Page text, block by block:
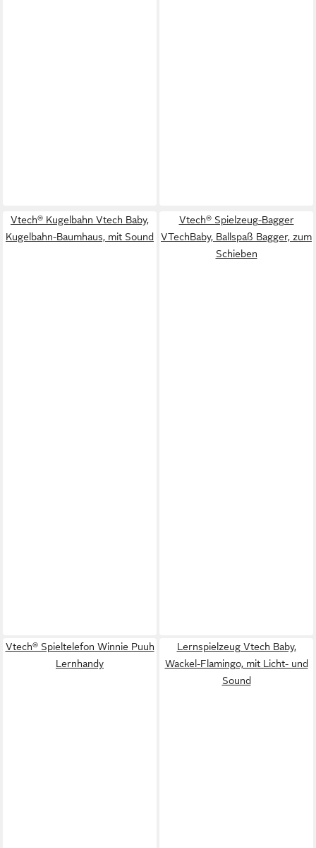
Vtech® Kugelbahn Vtech Baby,
Kugelbahn-Baumhaus, mit Sound
Vtech® Spielzeug-Bagger
VTechBaby, Ballspaß Bagger, zum
Schieben
Vtech® Spieltelefon Winnie Puuh
Lernhandy
Lernspielzeug Vtech Baby,
Wackel-Flamingo, mit Licht- und
Sound